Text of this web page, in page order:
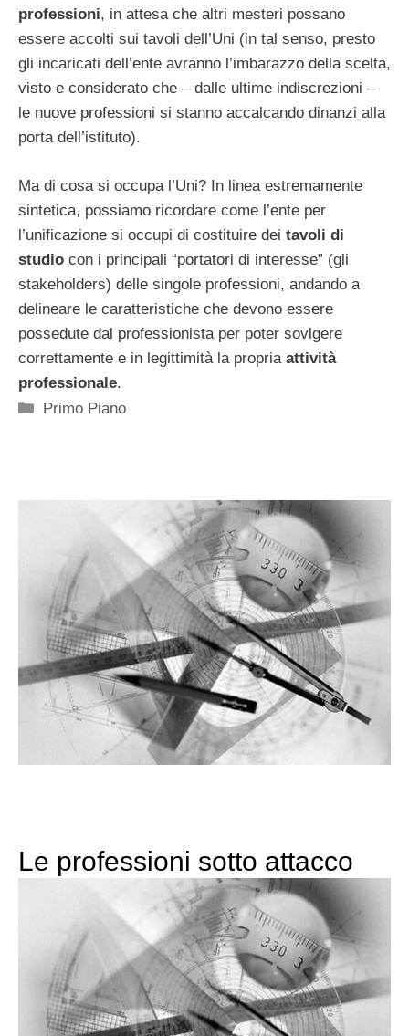
professioni, in attesa che altri mesteri possano
essere accolti sui tavoli dell’Uni (in tal senso, presto
gli incaricati dell’ente avranno l’imbarazzo della scelta,
visto e considerato che – dalle ultime indiscrezioni –
le nuove professioni si stanno accalcando dinanzi alla
porta dell’istituto).
Ma di cosa si occupa l’Uni? In linea estremamente
sintetica, possiamo ricordare come l’ente per
l’unificazione si occupi di costituire dei tavoli di
studio con i principali “portatori di interesse” (gli
stakeholders) delle singole professioni, andando a
delineare le caratteristiche che devono essere
possedute dal professionista per poter sovlgere
correttamente e in legittimità la propria attività
professionale.
Categorie
Primo Piano
Le professioni sotto attacco